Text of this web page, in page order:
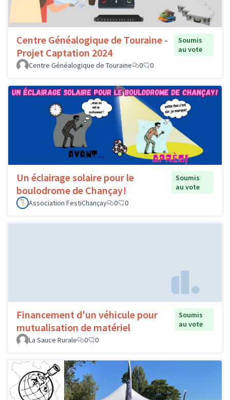
Centre Généalogique de Touraine -
Projet Captation 2024
Soumis
au vote
Centre Généalogique de Touraine
0 0
Un éclairage solaire pour le
boulodrome de Chançay!
Soumis
au vote
Association FestiChançay
0 0
Financement d'un véhicule pour
mutualisation de matériel
Soumis
au vote
La Sauce Rurale
0 0